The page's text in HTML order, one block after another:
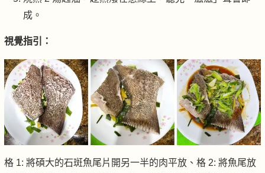
成。
視覺指引：
格 1: 將碩大的石斑魚尾片開另一半的肉平放、格 2: 將魚尾放